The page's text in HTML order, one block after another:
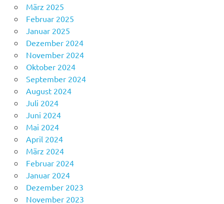
März 2025
Februar 2025
Januar 2025
Dezember 2024
November 2024
Oktober 2024
September 2024
August 2024
Juli 2024
Juni 2024
Mai 2024
April 2024
März 2024
Februar 2024
Januar 2024
Dezember 2023
November 2023